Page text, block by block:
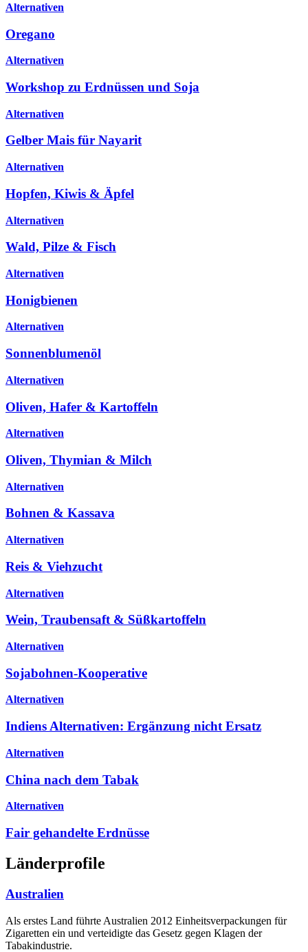
Alternativen
Oregano
Alternativen
Workshop zu Erdnüssen und Soja
Alternativen
Gelber Mais für Nayarit
Alternativen
Hopfen, Kiwis & Äpfel
Alternativen
Wald, Pilze & Fisch
Alternativen
Honigbienen
Alternativen
Sonnenblumenöl
Alternativen
Oliven, Hafer & Kartoffeln
Alternativen
Oliven, Thymian & Milch
Alternativen
Bohnen & Kassava
Alternativen
Reis & Viehzucht
Alternativen
Wein, Traubensaft & Süßkartoffeln
Alternativen
Sojabohnen-Kooperative
Alternativen
Indiens Alternativen: Ergänzung nicht Ersatz
Alternativen
China nach dem Tabak
Alternativen
Fair gehandelte Erdnüsse
Länderprofile
Australien
Als erstes Land führte Australien 2012 Einheitsverpackungen für
Zigaretten ein und verteidigte das Gesetz gegen Klagen der
Tabakindustrie.